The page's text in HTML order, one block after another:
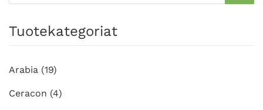
Tuotekategoriat
Arabia (19)
Ceracon (4)